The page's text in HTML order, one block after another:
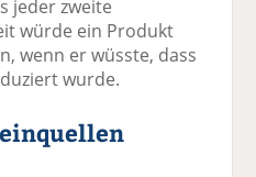
jeder zweite
würde ein Produkt
wenn er wüsste, dass
wurde.